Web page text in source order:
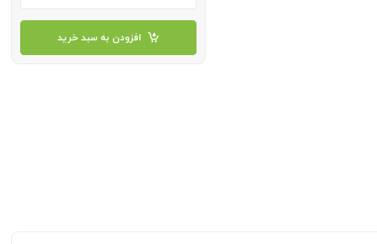
افزودن به سبد خرید